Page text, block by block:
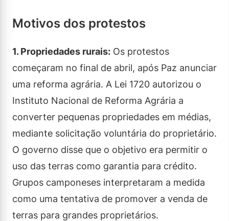
Motivos dos protestos
1. Propriedades rurais: Os protestos
começaram no final de abril, após Paz anunciar
uma reforma agrária. A Lei 1720 autorizou o
Instituto Nacional de Reforma Agrária a
converter pequenas propriedades em médias,
mediante solicitação voluntária do proprietário.
O governo disse que o objetivo era permitir o
uso das terras como garantia para crédito.
Grupos camponeses interpretaram a medida
como uma tentativa de promover a venda de
terras para grandes proprietários.